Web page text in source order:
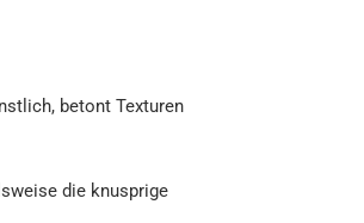
betont Texturen
die knusprige